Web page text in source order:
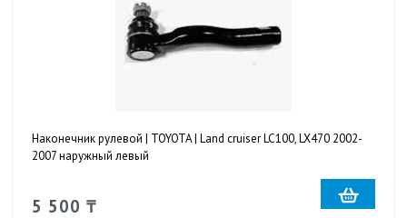
Наконечник рулевой | TOYOTA | Land cruiser LC100, LX470 2002-
2007 наружный левый
5 500 ₸